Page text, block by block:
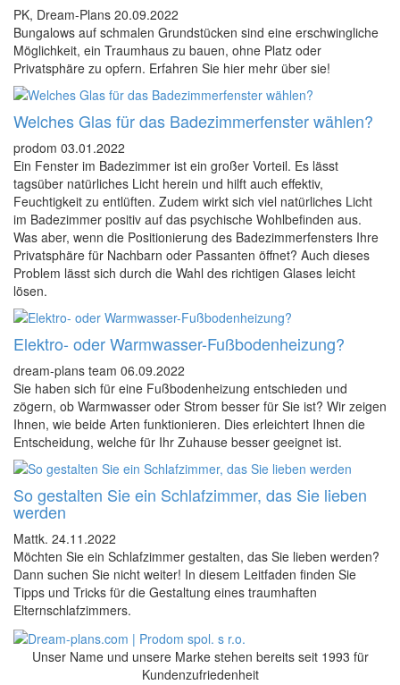
PK, Dream-Plans 20.09.2022
Bungalows auf schmalen Grundstücken sind eine erschwingliche
Möglichkeit, ein Traumhaus zu bauen, ohne Platz oder
Privatsphäre zu opfern. Erfahren Sie hier mehr über sie!
Welches Glas für das Badezimmerfenster wählen?
prodom 03.01.2022
Ein Fenster im Badezimmer ist ein großer Vorteil. Es lässt
tagsüber natürliches Licht herein und hilft auch effektiv,
Feuchtigkeit zu entlüften. Zudem wirkt sich viel natürliches Licht
im Badezimmer positiv auf das psychische Wohlbefinden aus.
Was aber, wenn die Positionierung des Badezimmerfensters Ihre
Privatsphäre für Nachbarn oder Passanten öffnet? Auch dieses
Problem lässt sich durch die Wahl des richtigen Glases leicht
lösen.
Elektro- oder Warmwasser-Fußbodenheizung?
dream-plans team 06.09.2022
Sie haben sich für eine Fußbodenheizung entschieden und
zögern, ob Warmwasser oder Strom besser für Sie ist? Wir zeigen
Ihnen, wie beide Arten funktionieren. Dies erleichtert Ihnen die
Entscheidung, welche für Ihr Zuhause besser geeignet ist.
So gestalten Sie ein Schlafzimmer, das Sie lieben
werden
Mattk. 24.11.2022
Möchten Sie ein Schlafzimmer gestalten, das Sie lieben werden?
Dann suchen Sie nicht weiter! In diesem Leitfaden finden Sie
Tipps und Tricks für die Gestaltung eines traumhaften
Elternschlafzimmers.
Unser Name und unsere Marke stehen bereits seit 1993 für
Kundenzufriedenheit